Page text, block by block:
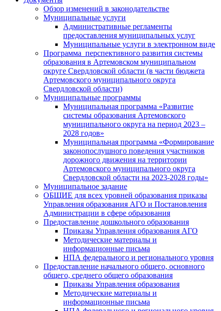
Обзор изменений в законодательстве
Муниципальные услуги
Административные регламенты
предоставления муниципальных услуг
Муниципальные услуги в электронном виде
Программа перспективного развития системы
образования в Артемовском муниципальном
округе Свердловской области (в части бюджета
Артемовского муниципального округа
Свердловской области)
Муниципальные программы
Муниципальная программа «Развитие
системы образования Артемовского
муниципального округа на период 2023 –
2028 годов»
Муниципальная программа «Формирование
законопослушного поведения участников
дорожного движения на территории
Артемовского муниципального округа
Свердловской области на 2023-2028 годы»
Муниципальное задание
ОБЩИЕ для всех уровней образования приказы
Управления образования АГО и Постановления
Администрации в сфере образования
Предоставление дошкольного образования
Приказы Управления образования АГО
Методические материалы и
информационные письма
НПА федерального и регионального уровня
Предоставление начального общего, основного
общего, среднего общего образования
Приказы Управления образования
Методические материалы и
информационные письма